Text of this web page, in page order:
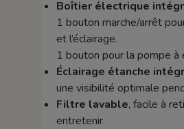
Boîtier électrique
1 bouton marche/arrêt
et l’éclairage.
1 bouton pour la pompe à
Éclairage étanche
une visibilité optimale
Filtre lavable, facile à
entretenir.